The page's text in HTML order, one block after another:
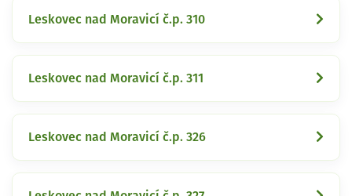
Leskovec nad Moravicí č.p. 310
Leskovec nad Moravicí č.p. 311
Leskovec nad Moravicí č.p. 326